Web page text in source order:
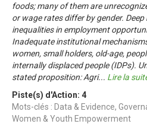
foods; many of them are
or wage rates differ by gender.
inequalities in employment
Inadequate institutional
women, small holders, old-age,
internally displaced people (IDPs).
stated proposition: Agri... Lire la
Piste(s) d'Action: 4
Mots-clés : Data & Evidence,
Women & Youth Empowerment